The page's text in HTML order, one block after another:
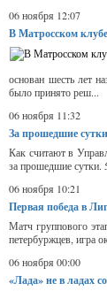
06 ноября 12:07
В Матросском
основан шесть лет
было принято реш...
06 ноября 11:32
За прошедшие
Как считают в
за прошедшие сутки.
06 ноября 10:21
Первая победа в
Матч группового
петербуржцев, игра
06 ноября 00:00
«Лада» не в ладах